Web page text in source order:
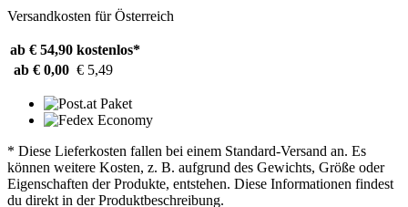
Versandkosten für Österreich
ab € 54,90 kostenlos*
ab € 0,00 € 5,49
* Diese Lieferkosten fallen bei einem Standard-Versand an. Es
können weitere Kosten, z. B. aufgrund des Gewichts, Größe oder
Eigenschaften der Produkte, entstehen. Diese Informationen findest
du direkt in der Produktbeschreibung.